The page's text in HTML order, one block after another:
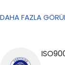
DAHA FAZLA